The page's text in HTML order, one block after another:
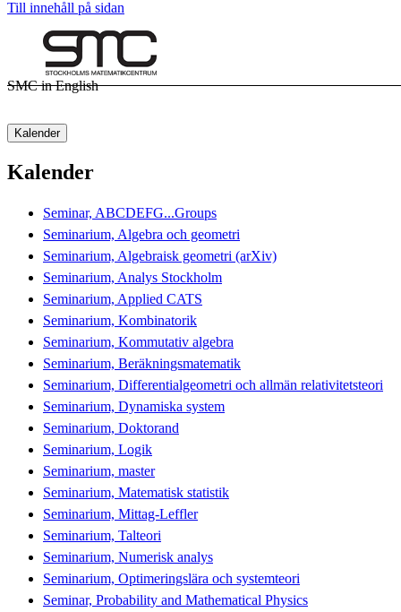
Till innehåll på sidan
SMC in English
Kalender
Kalender
Seminar, ABCDEFG...Groups
Seminarium, Algebra och geometri
Seminarium, Algebraisk geometri (arXiv)
Seminarium, Analys Stockholm
Seminarium, Applied CATS
Seminarium, Kombinatorik
Seminarium, Kommutativ algebra
Seminarium, Beräkningsmatematik
Seminarium, Differentialgeometri och allmän relativitetsteori
Seminarium, Dynamiska system
Seminarium, Doktorand
Seminarium, Logik
Seminarium, master
Seminarium, Matematisk statistik
Seminarium, Mittag-Leffler
Seminarium, Talteori
Seminarium, Numerisk analys
Seminarium, Optimeringslära och systemteori
Seminar, Probability and Mathematical Physics